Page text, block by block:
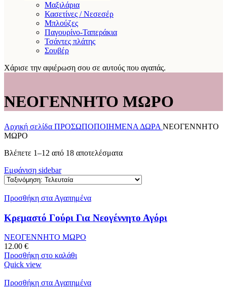
Μαξιλάρια
Κασετίνες / Νεσεσέρ
Μπλούζες
Παγουρίνο-Ταπεράκια
Τσάντες πλάτης
Σουβέρ
Χάρισε την αφιέρωση σου σε αυτούς που αγαπάς.
ΝΕΟΓΕΝΝΗΤΟ ΜΩΡΟ
Αρχική σελίδα ΠΡΟΣΩΠΟΠΟΙΗΜΕΝΑ ΔΩΡΑ ΝΕΟΓΕΝΝΗΤΟ
ΜΩΡΟ
Βλέπετε 1–12 από 18 αποτελέσματαSorted
Εμφάνιση sidebar
Προσθήκη στα Αγαπημένα
Κρεμαστό Γούρι Για Νεογέννητο Αγόρι
ΝΕΟΓΕΝΝΗΤΟ ΜΩΡΟ
12.00 €
Προσθήκη στο καλάθι
Quick view
Προσθήκη στα Αγαπημένα